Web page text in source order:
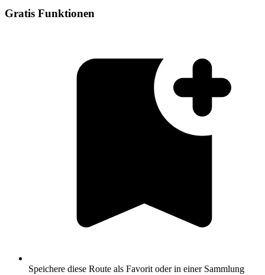
Gratis Funktionen
Speichere diese Route als Favorit oder in einer Sammlung